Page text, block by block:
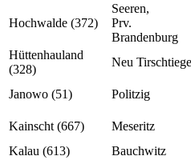
Hochwalde (372)
Seeren,
Prv.
Brandenburg
Hüttenhauland
(328)
Neu
Janowo (51) Politzig
Kainscht (667)
Meseritz
Kalau (613)
Bauchwitz